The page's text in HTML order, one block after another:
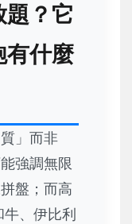
？它
有什麼
」而非
強調無限
盤；而高
、伊比利